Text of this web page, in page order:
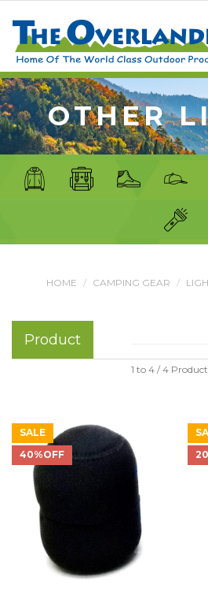
OTHER
HOME CAMPING GEAR
Product
1 to 4 / 4
SALE
40%OFF